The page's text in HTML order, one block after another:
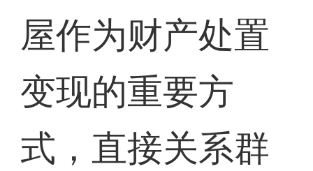
屋作为财产处置
变现的重要方
式，直接关系群